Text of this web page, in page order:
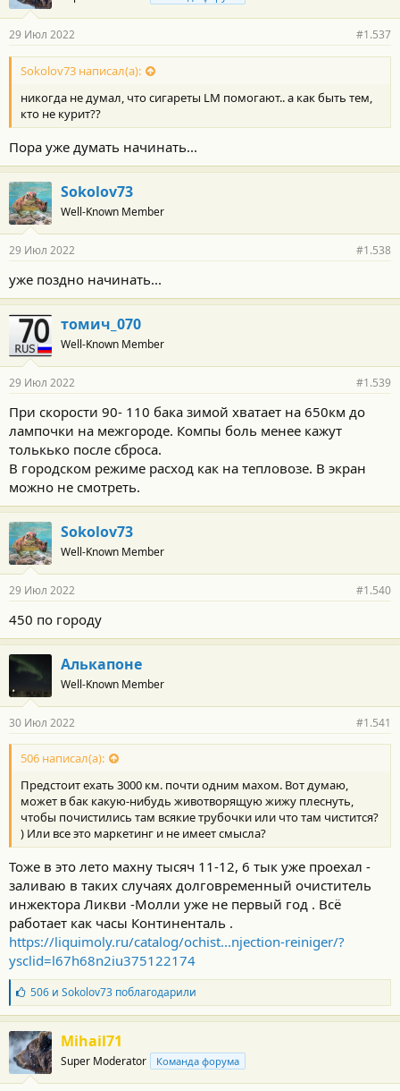
29 Июл 2022 #1.537
Sokolov73 написал(а):
никогда не думал, что сигареты LM помогают.. а как быть тем,
кто не курит??
Пора уже думать начинать...
Sokolov73
Well-Known Member
29 Июл 2022 #1.538
уже поздно начинать...
томич_070
Well-Known Member
29 Июл 2022 #1.539
При скорости 90- 110 бака зимой хватает на 650км до
лампочки на межгороде. Компы боль менее кажут
толькько после сброса.
В городском режиме расход как на тепловозе. В экран
можно не смотреть.
Sokolov73
Well-Known Member
29 Июл 2022 #1.540
450 по городу
Алькапоне
Well-Known Member
30 Июл 2022 #1.541
506 написал(а):
Предстоит ехать 3000 км. почти одним махом. Вот думаю,
может в бак какую-нибудь животворящую жижу плеснуть,
чтобы почистились там всякие трубочки или что там чистится?
) Или все это маркетинг и не имеет смысла?
Тоже в это лето махну тысяч 11-12, 6 тык уже проехал -
заливаю в таких случаях долговременный очиститель
инжектора Ликви -Молли уже не первый год . Всё
работает как часы Континенталь .
https://liquimoly.ru/catalog/ochist...njection-reiniger/?
ysclid=l67h68n2iu375122174
Б
л
а
г
о
д
а
506и Sokolov73поблагодарили
Mihail71
Super Moderator Команда форума